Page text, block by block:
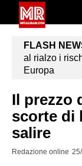
FLASH
al rialzo i
Europa
Il prezzo
scorte di
salire
Redazione online